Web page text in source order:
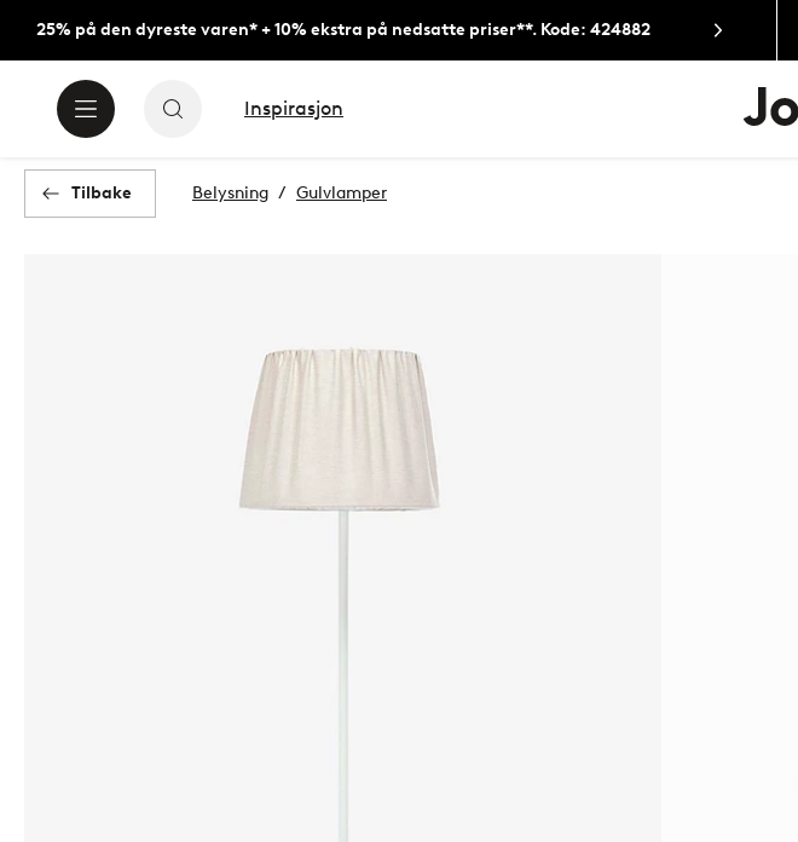
25% på den dyreste varen* + 10% ekstra på nedsatte priser**. Kode: 424882
Inspirasjon
Jotex’
logo
Tilbake Belysning Gulvlamper